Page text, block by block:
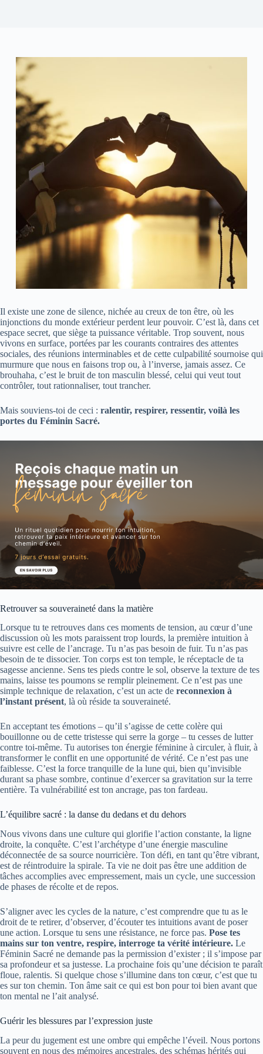
Il existe une zone de silence, nichée au creux de ton être, où les
injonctions du monde extérieur perdent leur pouvoir. C’est là, dans cet
espace secret, que siège ta puissance véritable. Trop souvent, nous
vivons en surface, portées par les courants contraires des attentes
sociales, des réunions interminables et de cette culpabilité sournoise qui
murmure que nous en faisons trop ou, à l’inverse, jamais assez. Ce
brouhaha, c’est le bruit de ton masculin blessé, celui qui veut tout
contrôler, tout rationnaliser, tout trancher.
Mais souviens-toi de ceci : ralentir, respirer, ressentir, voilà les
portes du Féminin Sacré.
Retrouver sa souveraineté dans la matière
Lorsque tu te retrouves dans ces moments de tension, au cœur d’une
discussion où les mots paraissent trop lourds, la première intuition à
suivre est celle de l’ancrage. Tu n’as pas besoin de fuir. Tu n’as pas
besoin de te dissocier. Ton corps est ton temple, le réceptacle de ta
sagesse ancienne. Sens tes pieds contre le sol, observe la texture de tes
mains, laisse tes poumons se remplir pleinement. Ce n’est pas une
simple technique de relaxation, c’est un acte de reconnexion à
l’instant présent, là où réside ta souveraineté.
En acceptant tes émotions – qu’il s’agisse de cette colère qui
bouillonne ou de cette tristesse qui serre la gorge – tu cesses de lutter
contre toi-même. Tu autorises ton énergie féminine à circuler, à fluir, à
transformer le conflit en une opportunité de vérité. Ce n’est pas une
faiblesse. C’est la force tranquille de la lune qui, bien qu’invisible
durant sa phase sombre, continue d’exercer sa gravitation sur la terre
entière. Ta vulnérabilité est ton ancrage, pas ton fardeau.
L’équilibre sacré : la danse du dedans et du dehors
Nous vivons dans une culture qui glorifie l’action constante, la ligne
droite, la conquête. C’est l’archétype d’une énergie masculine
déconnectée de sa source nourricière. Ton défi, en tant qu’être vibrant,
est de réintroduire la spirale. Ta vie ne doit pas être une addition de
tâches accomplies avec empressement, mais un cycle, une succession
de phases de récolte et de repos.
S’aligner avec les cycles de la nature, c’est comprendre que tu as le
droit de te retirer, d’observer, d’écouter tes intuitions avant de poser
une action. Lorsque tu sens une résistance, ne force pas. Pose tes
mains sur ton ventre, respire, interroge ta vérité intérieure. Le
Féminin Sacré ne demande pas la permission d’exister ; il s’impose par
sa profondeur et sa justesse. La prochaine fois qu’une décision te paraît
floue, ralentis. Si quelque chose s’illumine dans ton cœur, c’est que tu
es sur ton chemin. Ton âme sait ce qui est bon pour toi bien avant que
ton mental ne l’ait analysé.
Guérir les blessures par l’expression juste
La peur du jugement est une ombre qui empêche l’éveil. Nous portons
souvent en nous des mémoires ancestrales, des schémas hérités qui